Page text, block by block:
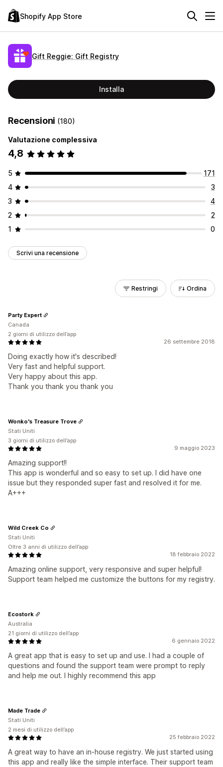
Shopify App Store
Gift Reggie: Gift Registry
Installa
Recensioni (180)
Valutazione complessiva
4,8
5
171
4
3
3
4
2
2
1
0
Scrivi una recensione
Restringi Ordina
26 settembre 2018
Doing exactly how it's described!
Very fast and helpful support.
Very happy about this app.
Thank you thank you thank you
Party Expert
Canada
2 giorni di utilizzo dell’app
9 maggio 2023
Amazing support!!
This app is wonderful and so easy to set up. I did have one
issue but they responded super fast and resolved it for me.
A+++
Wonko's Treasure Trove
Stati Uniti
3 giorni di utilizzo dell’app
18 febbraio 2022
Amazing online support, very responsive and super helpful!
Support team helped me customize the buttons for my registry.
Wild Creek Co
Stati Uniti
Oltre 3 anni di utilizzo dell’app
6 gennaio 2022
A great app that is easy to set up and use. I had a couple of
questions and found the support team were prompt to reply
and help me out. I highly recommend this app
Ecostork
Australia
21 giorni di utilizzo dell’app
25 febbraio 2022
A great way to have an in-house registry. We just started using
this app and really like the simple interface. Their support team
Made Trade
Stati Uniti
2 mesi di utilizzo dell’app